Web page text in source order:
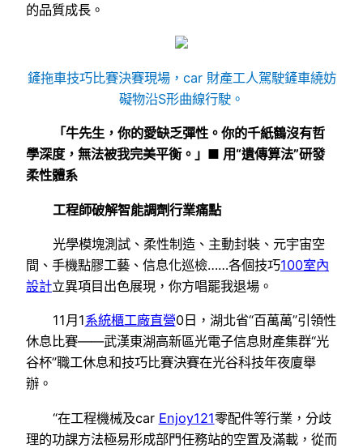
的品質成長。
鏟拖車技巧比賽決賽現場，car 財產工人駕駛鏟車繞妨
礙物沿S形曲線行駛。
「牛先生，你的愛缺乏彈性。你的千紙鶴沒有哲
學深度，無法被我完美平衡。」■ 用“遺傳算法”研發
柔性體系
工程師破解智能調劑行業痛點
光學模塊測試、柔性制造、主動封裝、元宇宙空
間、手機點膠工藝、信息化巡檢……各個技巧100室內
設計立異項目出色展現，你方唱罷我退場。
11月1系統櫃工廠直營0日，湖北省“百萬萬”引領性
休息比賽——武漢東湖高新區光電子信息財產集群“光
谷杯”職工休息和技巧比賽決賽在光谷科技年夜廈舉
辦。
“在工程機械及car Enjoy121零配件等行業，分歧
理的功課方法極易形成部門任務站的空置及滿載，從而